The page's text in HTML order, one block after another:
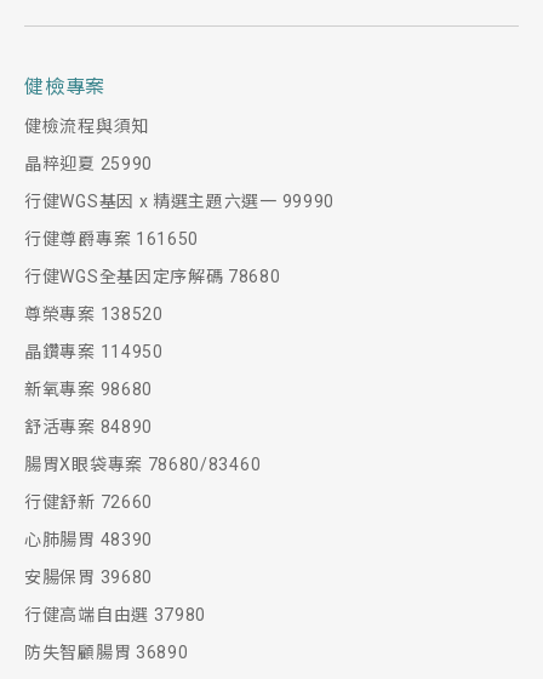
健檢專案
健檢流程與須知
晶粹迎夏 25990
行健WGS基因 x 精選主題六選一 99990
行健尊爵專案 161650
行健WGS全基因定序解碼 78680
尊榮專案 138520
晶鑽專案 114950
新氧專案 98680
舒活專案 84890
腸胃X眼袋專案 78680/83460
行健舒新 72660
心肺腸胃 48390
安腸保胃 39680
行健高端自由選 37980
防失智顧腸胃 36890